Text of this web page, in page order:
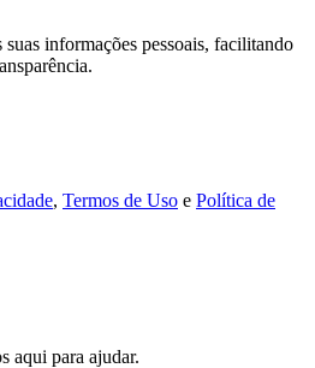
suas informações pessoais, facilitando
, Termos de Uso e Política de
aqui para ajudar.